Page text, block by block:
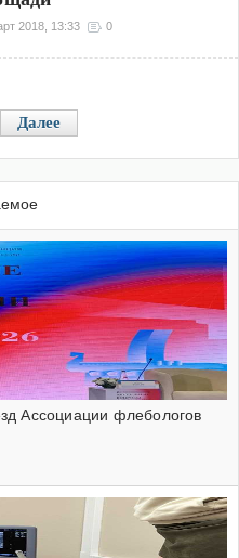
2018, 13:33 0
Далее
Ассоциации флебологов